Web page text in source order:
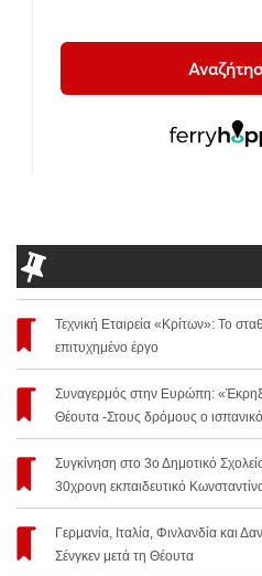
Τεχνική Εταιρεία «Κρίτων»: Το
επιτυχημένο έργο
Συναγερμός στην Ευρώπη:
Θέουτα -Στους δρόμους ο
Συγκίνηση στο 3ο Δημοτικό
30χρονη εκπαιδευτικό
Γερμανία, Ιταλία, Φινλανδία και
Σένγκεν μετά τη Θέουτα